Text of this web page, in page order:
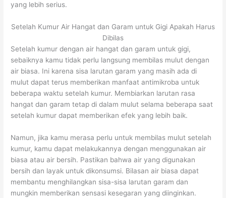
yang lebih serius.
Setelah Kumur Air Hangat dan Garam untuk Gigi Apakah Harus
Dibilas
Setelah kumur dengan air hangat dan garam untuk gigi,
sebaiknya kamu tidak perlu langsung membilas mulut dengan
air biasa. Ini karena sisa larutan garam yang masih ada di
mulut dapat terus memberikan manfaat antimikroba untuk
beberapa waktu setelah kumur. Membiarkan larutan rasa
hangat dan garam tetap di dalam mulut selama beberapa saat
setelah kumur dapat memberikan efek yang lebih baik.
Namun, jika kamu merasa perlu untuk membilas mulut setelah
kumur, kamu dapat melakukannya dengan menggunakan air
biasa atau air bersih. Pastikan bahwa air yang digunakan
bersih dan layak untuk dikonsumsi. Bilasan air biasa dapat
membantu menghilangkan sisa-sisa larutan garam dan
mungkin memberikan sensasi kesegaran yang diinginkan.